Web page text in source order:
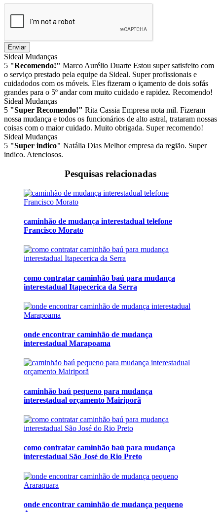
Enviar
Sideal Mudanças
5 "Recomendo!" Marco Aurélio Duarte Estou super satisfeito com
o serviço prestado pela equipe da Sideal. Super profissionais e
cuidadodos com os móveis. Eles fizeram o içamento de dois sofás
grandes para o 5º andar com muito cuidado e rapidez. Recomendo!
Sideal Mudanças
5 "Super Recomendo!" Rita Cassia Empresa nota mil. Fizeram
nossa mudança e todos os funcionários de alto astral, trataram nossas
coisas com o maior cuidado. Muito obrigada. Super recomendo!
Sideal Mudanças
5 "Super indico" Natália Dias Melhor empresa da região. Super
indico. Atenciosos.
Pesquisas relacionadas
caminhão de mudança interestadual telefone
Francisco Morato
como contratar caminhão baú para mudança
interestadual Itapecerica da Serra
onde encontrar caminhão de mudança
interestadual Marapoama
caminhão baú pequeno para mudança
interestadual orçamento Mairiporã
como contratar caminhão baú para mudança
interestadual São José do Rio Preto
onde encontrar caminhão de mudança pequeno